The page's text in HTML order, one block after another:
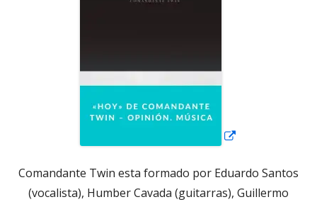
Comandante Twin esta formado por Eduardo Santos
(vocalista), Humber Cavada (guitarras), Guillermo